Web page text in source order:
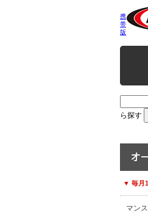
携
帯
版
ら探す
▼ 毎月
マン